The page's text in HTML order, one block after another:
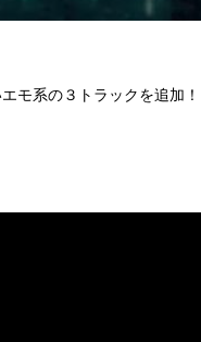
モ系の３トラックを追加！